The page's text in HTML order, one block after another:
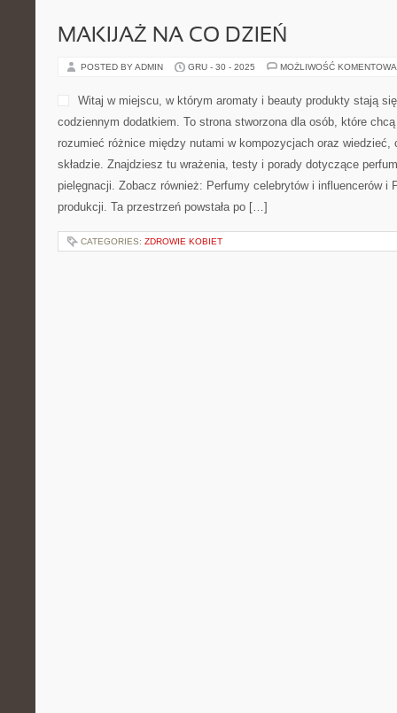
MAKIJAŻ NA CO DZIEŃ
POSTED BY ADMIN GRU - 30 - 2025 MOŻLIWOŚĆ
Witaj w miejscu, w którym aromaty i beauty produkty stają
codziennym dodatkiem. To strona stworzona dla osób, które
rozumieć różnice między nutami w kompozycjach oraz wiedzieć,
składzie. Znajdziesz tu wrażenia, testy i porady dotyczące
pielęgnacji. Zobacz również: Perfumy celebrytów i influencerów i
produkcji. Ta przestrzeń powstała po […]
CATEGORIES: ZDROWIE KOBIET